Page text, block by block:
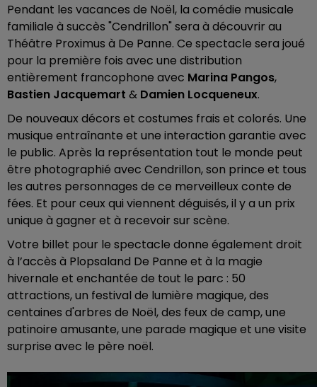
Pendant les vacances de Noël, la comédie musicale
familiale à succès "Cendrillon" sera à découvrir au
Théâtre Proximus à De Panne. Ce spectacle sera joué
pour la première fois avec une distribution
entièrement francophone avec Marina Pangos,
Bastien Jacquemart & Damien Locqueneux.
De nouveaux décors et costumes frais et colorés. Une
musique entraînante et une interaction garantie avec
le public. Après la représentation tout le monde peut
être photographié avec Cendrillon, son prince et tous
les autres personnages de ce merveilleux conte de
fées. Et pour ceux qui viennent déguisés, il y a un prix
unique à gagner et à recevoir sur scène.
Votre billet pour le spectacle donne également droit
à l’accès à Plopsaland De Panne et à la magie
hivernale et enchantée de tout le parc : 50
attractions, un festival de lumière magique, des
centaines d'arbres de Noël, des feux de camp, une
patinoire amusante, une parade magique et une visite
surprise avec le père noël.